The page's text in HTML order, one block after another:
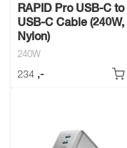
RAPID Pro USB-C to
USB-C Cable (240W,
Nylon)
240W
234 ,-